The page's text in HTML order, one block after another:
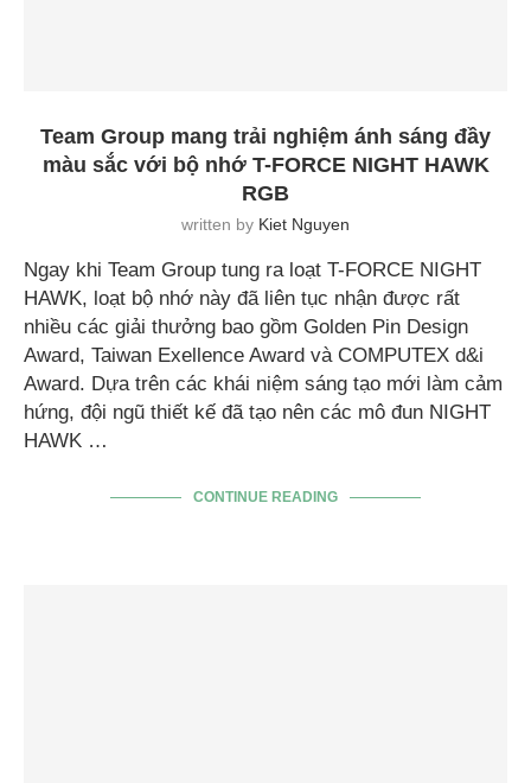
Team Group mang trải nghiệm ánh sáng đầy
màu sắc với bộ nhớ T-FORCE NIGHT HAWK
RGB
written by Kiet Nguyen
Ngay khi Team Group tung ra loạt T-FORCE NIGHT
HAWK, loạt bộ nhớ này đã liên tục nhận được rất
nhiều các giải thưởng bao gồm Golden Pin Design
Award, Taiwan Exellence Award và COMPUTEX d&i
Award. Dựa trên các khái niệm sáng tạo mới làm cảm
hứng, đội ngũ thiết kế đã tạo nên các mô đun NIGHT
HAWK …
CONTINUE READING